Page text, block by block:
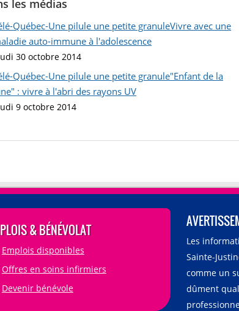
les médias
Québec-Une pilule une petite granuleVivre avec une
auto-immune à l'adolescence
30 octobre 2014
Québec-Une pilule une petite granule"Enfant de la
: vivre à l'abri des rayons UV
9 octobre 2014
& BÉNÉVOLAT
Emplois disponibles
Offres en soins infirmiers
Devenir bénévole
Les
Sainte-
comme un
dûment